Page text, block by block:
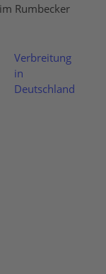
Rumbecker
Verbreitung
in
Deutschland